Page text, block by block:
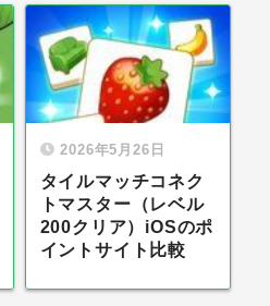
2026年5月26日
タイルマッチコネク
トマスター（レベル
200クリア）iOSのポ
イントサイト比較